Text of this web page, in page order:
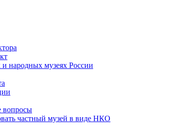
народных музеях России
вопросы
частный музей в виде НКО